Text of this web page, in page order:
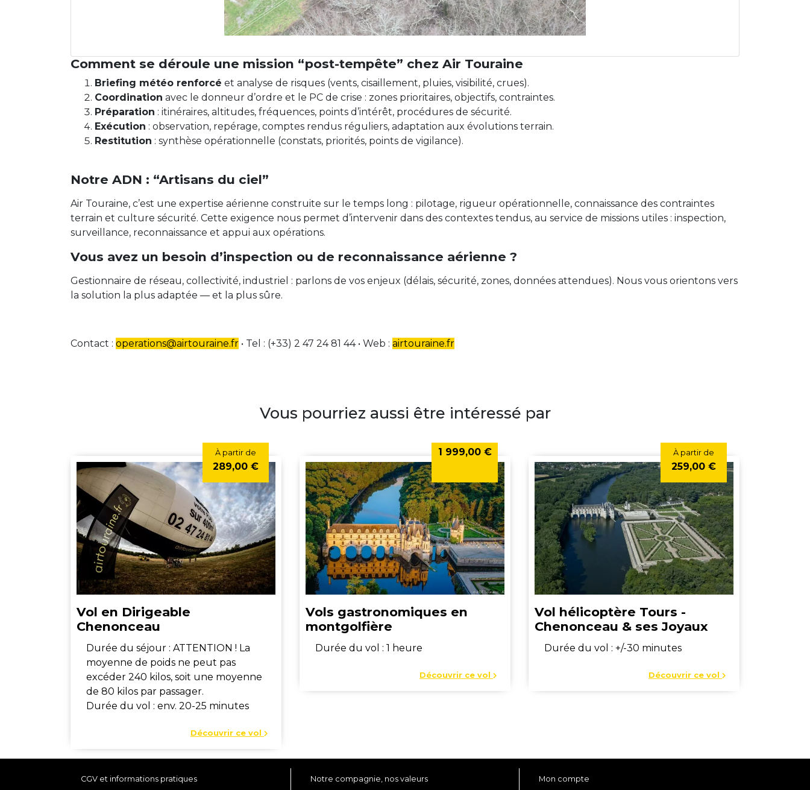
Comment se déroule une mission “post-tempête” chez Air Touraine
Briefing météo renforcé et analyse de risques (vents, cisaillement, pluies, visibilité, crues).
Coordination avec le donneur d’ordre et le PC de crise : zones prioritaires, objectifs, contraintes.
Préparation : itinéraires, altitudes, fréquences, points d’intérêt, procédures de sécurité.
Exécution : observation, repérage, comptes rendus réguliers, adaptation aux évolutions terrain.
Restitution : synthèse opérationnelle (constats, priorités, points de vigilance).
Notre ADN : “Artisans du ciel”
Air Touraine, c’est une expertise aérienne construite sur le temps long : pilotage, rigueur opérationnelle, connaissance des contraintes
terrain et culture sécurité. Cette exigence nous permet d’intervenir dans des contextes tendus, au service de missions utiles : inspection,
surveillance, reconnaissance et appui aux opérations.
Vous avez un besoin d’inspection ou de reconnaissance aérienne ?
Gestionnaire de réseau, collectivité, industriel : parlons de vos enjeux (délais, sécurité, zones, données attendues). Nous vous orientons vers
la solution la plus adaptée — et la plus sûre.
Contact : operations@airtouraine.fr • Tel : (+33) 2 47 24 81 44 • Web : airtouraine.fr
Vous pourriez aussi être intéressé par
Vol en Dirigeable
Chenonceau
Durée du séjour : ATTENTION ! La
moyenne de poids ne peut pas
excéder 240 kilos, soit une moyenne
de 80 kilos par passager.
Durée du vol : env. 20-25 minutes
À partir de
289,00 €
Découvrir ce vol
Vols gastronomiques en
montgolfière
Durée du vol : 1 heure
1 999,00 €
Découvrir ce vol
Vol hélicoptère Tours -
Chenonceau & ses Joyaux
Durée du vol : +/-30 minutes
À partir de
259,00 €
Découvrir ce vol
CGV et informations pratiques Notre compagnie, nos valeurs Mon compte